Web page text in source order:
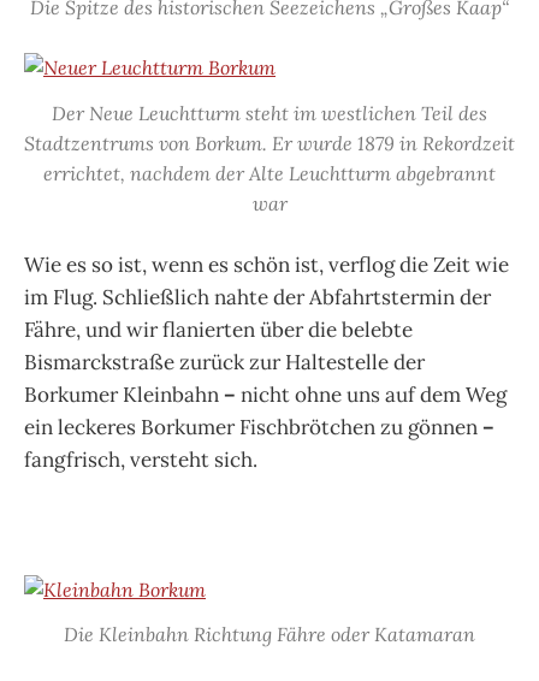
Die Spitze des historischen Seezeichens „Großes Kaap“
Der Neue Leuchtturm steht im westlichen Teil des
Stadtzentrums von Borkum. Er wurde 1879 in Rekordzeit
errichtet, nachdem der Alte Leuchtturm abgebrannt
war
Wie es so ist, wenn es schön ist, verflog die Zeit wie
im Flug. Schließlich nahte der Abfahrtstermin der
Fähre, und wir flanierten über die belebte
Bismarckstraße zurück zur Haltestelle der
Borkumer Kleinbahn – nicht ohne uns auf dem Weg
ein leckeres Borkumer Fischbrötchen zu gönnen –
fangfrisch, versteht sich.
Die Kleinbahn Richtung Fähre oder Katamaran